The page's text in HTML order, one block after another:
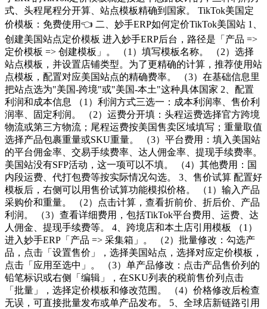
式、头程尾程分开算、站点模板精确到国家。 TikTok美国定
价模板：免费使用👈 二、妙手ERP如何定价TikTok美国站 1、
创建美国站点定价模板 进入妙手ERP后台，路径是「产品 =>
定价模板 => 创建模板」。 （1）填写模板名称。 （2）选择
站点模板，并设置店铺类型。为了更精确的计算，推荐使用站
点模板，配置对应美国站点的精确费率。 （3）在基础信息里
把站点选为"美国-跨境"或"美国-本土"这种具体国家 2、配置
利润和成本信息 （1）利润方式三选一：成本利润率、售价利
润率、固定利润。 （2）运费分开填：头程运费选择官方跨境
物流或第三方物流；尾程运费按美国售卖区域填写；重量取值
选择产品包裹重量或SKU重量。 （3）平台费用：填入美国站
的平台佣金率、交易手续费率、达人佣金率、提现手续费率。
美国站没有SFP活动，这一项可以不填。 （4）其他费用：国
内段运费、代打包费等按实际情况勾选。 3、售价试算 配置好
模板后，右侧可以用售价试算功能模拟价格。 （1）输入产品
采购价和重量。 （2）点击计算，查看折前价、折后价、产品
利润。 （3）查看详细费用，包括TikTok平台费用、运费、达
人佣金、提现手续费等。 4、跨境店和本土店引用模板 （1）
进入妙手ERP「产品 => 采集箱」。 （2）批量修改：勾选产
品，点击「设置售价」，选择美国站点，选择对应定价模板，
点击「应用至选中」。 （3）单产品修改：点击产品售价列的
铅笔标识或右侧「编辑」，在SKU列表的税前售价列点击
「批量」，选择定价模板和修改范围。 （4）价格修改后检查
无误，可直接批量发布或单产品发布。 5、全球店新链路引用